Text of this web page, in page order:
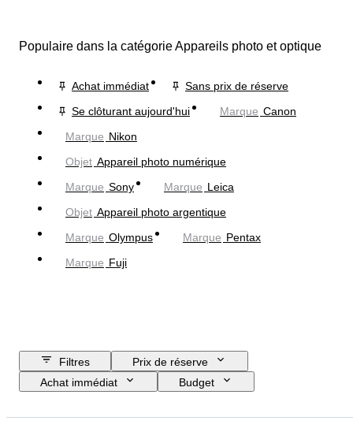
Populaire dans la catégorie Appareils photo et optique
Achat immédiat
Sans prix de réserve
Se clôturant aujourd'hui
Marque Canon
Marque Nikon
Objet Appareil photo numérique
Marque Sony Marque Leica
Objet Appareil photo argentique
Marque Olympus Marque Pentax
Marque Fuji
Filtres
Prix de réserve
Achat immédiat
Budget